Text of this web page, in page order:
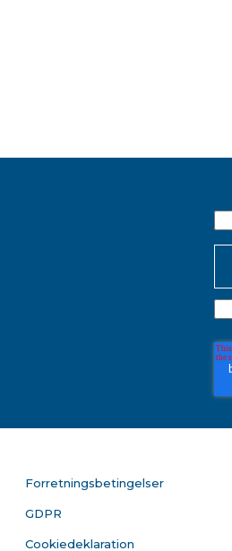
Forretningsbetingelser
GDPR
Cookiedeklaration